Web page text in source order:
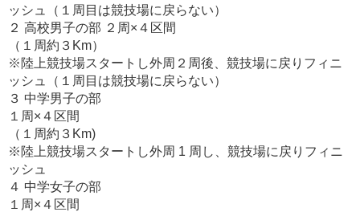
ッシュ（１周目は競技場に戻らない）
２ 高校男子の部 ２周×４区間
（１周約３Km）
※陸上競技場スタートし外周２周後、競技場に戻りフィニ
ッシュ（１周目は競技場に戻らない）
３ 中学男子の部
１周×４区間
（１周約３Km)
※陸上競技場スタートし外周 1 周し、競技場に戻りフィニ
ッシュ
４ 中学女子の部
１周×４区間